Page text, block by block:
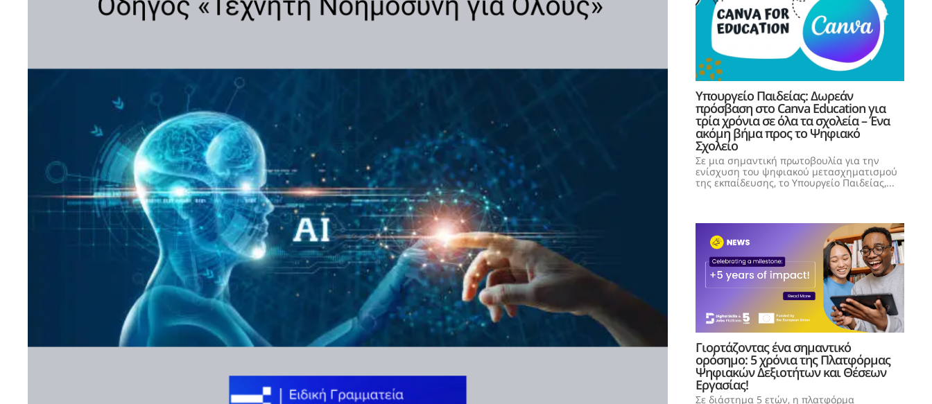
Υπουργείο Παιδείας: Δωρεάν
πρόσβαση στο Canva Education για
τρία χρόνια σε όλα τα σχολεία – Ένα
ακόμη βήμα προς το Ψηφιακό
Σχολείο
Σε μια σημαντική πρωτοβουλία για την
ενίσχυση του ψηφιακού μετασχηματισμού
της εκπαίδευσης, το Υπουργείο Παιδείας,...
Γιορτάζοντας ένα σημαντικό
ορόσημο: 5 χρόνια της Πλατφόρμας
Ψηφιακών Δεξιοτήτων και Θέσεων
Εργασίας!
Σε διάστημα 5 ετών, η πλατφόρμα